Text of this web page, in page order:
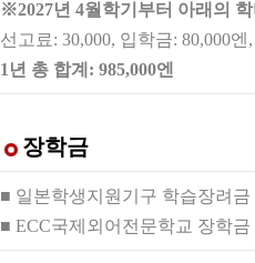
※2027년 4월학기부터 아래의
선고료: 30,000, 입학금: 80,000
1년 총 합계: 985,000엔
장학금
■ 일본학생지원기구 학습장려금
■ ECC국제외어전문학교 장학금